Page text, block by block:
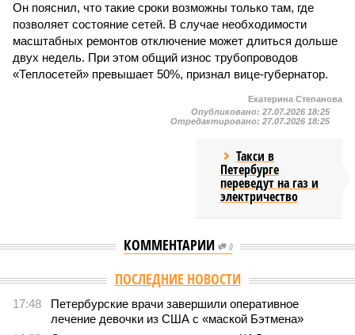
Он пояснил, что такие сроки возможны только там, где
позволяет состояние сетей. В случае необходимости
масштабных ремонтов отключение может длиться дольше
двух недель. При этом общий износ трубопроводов
«Теплосетей» превышает 50%, признал вице-губернатор.
Екатерина Степанова
Опубликовано: 27.07.2026 18:25
Отредактировано: 27.07.2026 18:25
Такси в
Петербурге
переведут на газ и
электричество
КОММЕНТАРИИ 0
ПОСЛЕДНИЕ НОВОСТИ
17:48
Петербурские врачи завершили оперативное
лечение девочки из США с «маской Бэтмена»